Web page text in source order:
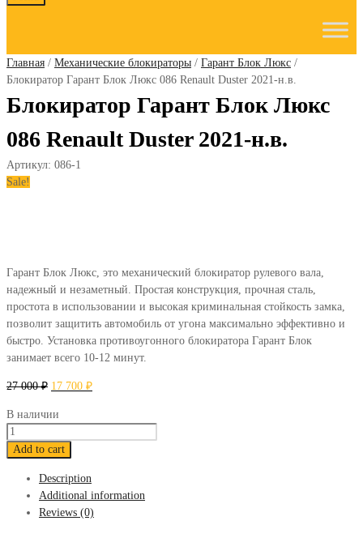
Главная / Механические блокираторы / Гарант Блок Люкс /
Блокиратор Гарант Блок Люкс 086 Renault Duster 2021-н.в.
Блокиратор Гарант Блок Люкс
086 Renault Duster 2021-н.в.
Артикул: 086-1
Sale!
Гарант Блок Люкс, это механический блокиратор рулевого вала,
надежный и незаметный. Простая конструкция, прочная сталь,
простота в использовании и высокая криминальная стойкость замка,
позволит защитить автомобиль от угона максимально эффективно и
быстро. Установка противоугонного блокиратора Гарант Блок
занимает всего 10-12 минут.
27 000₽ 17 700 ₽
В наличии
Блокиратор
Гарант
Люкс
Renault
Add to cart
Description
Additional information
Reviews (0)